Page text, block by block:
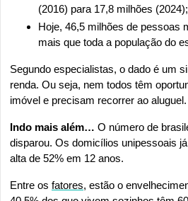
(2016) para 17,8 milhões (2024);
Hoje, 46,5 milhões de pessoas
mais que toda a população do
Segundo especialistas, o dado é um
renda. Ou seja, nem todos têm
imóvel e precisam recorrer ao aluguel.
Indo mais além… O número de
disparou. Os domicílios unipessoais
alta de 52% em 12 anos.
Entre os fatores, estão o